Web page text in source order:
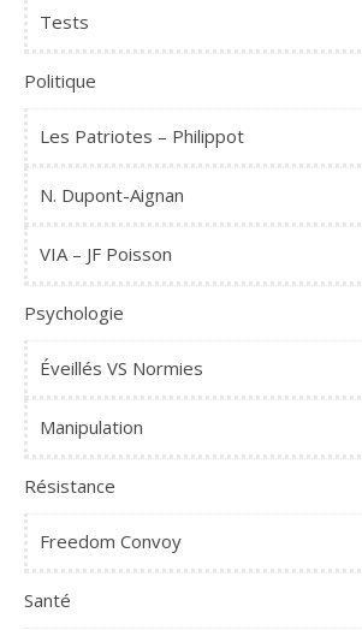
Tests
Politique
Les Patriotes – Philippot
N. Dupont-Aignan
VIA – JF Poisson
Psychologie
Éveillés VS Normies
Manipulation
Résistance
Freedom Convoy
Santé